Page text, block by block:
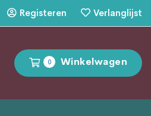
Registeren Verlanglijst
0 Winkelwagen